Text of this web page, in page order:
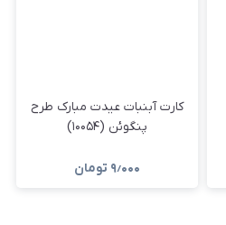
کارت آبنبات عیدت مبارک طرح
پنگوئن (۱۰۰۵۴)
۹٫۰۰۰ تومان